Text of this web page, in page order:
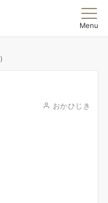
Menu
おかひじき